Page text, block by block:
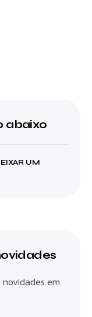
abaixo
UM
em